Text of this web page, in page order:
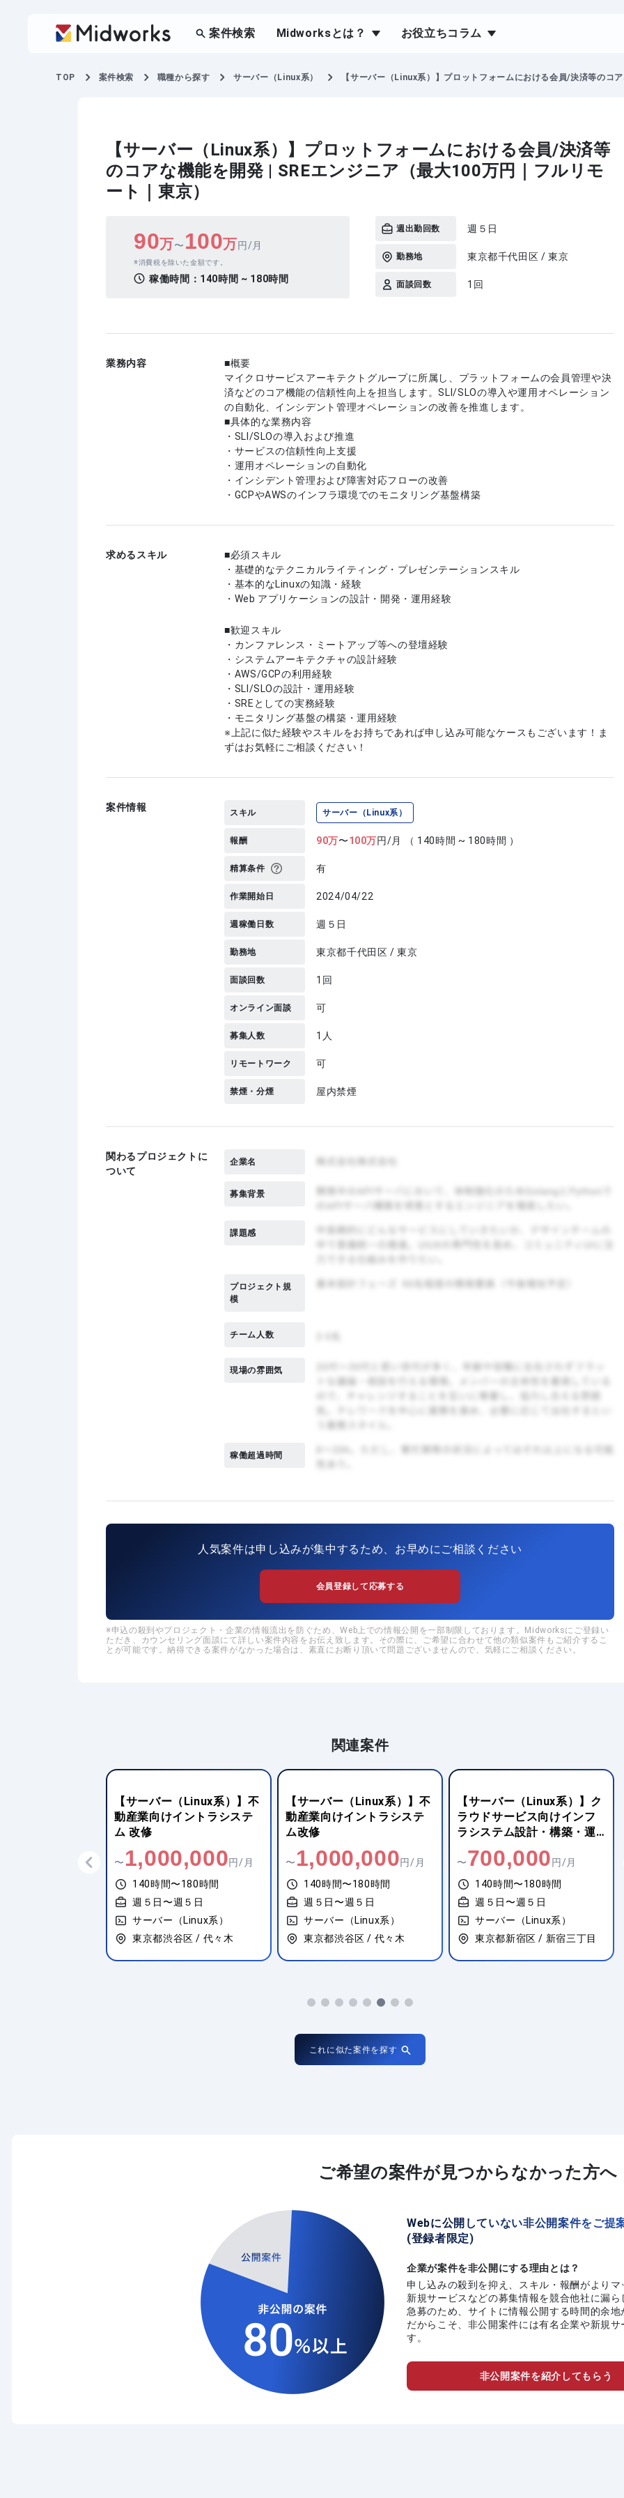
案件検索 Midworksとは？ お役立ちコラム
TOP 案件検索 職種から探す サーバー（Linux系） 【サーバー（Linux系）】プロットフォームにおける会員/決済等のコ
【サーバー（Linux系）】プロットフォームにおける会員/決済等
のコアな機能を開発 | SREエンジニア（最大100万円｜フルリモ
ート｜東京）
90万〜 100万円/月
消費税を除いた金額です。
稼働時間： 140時間 ~ 180時間
週出勤回数 週５日
勤務地 東京都千代田区 / 東京
面談回数 1回
業務内容
■概要
マイクロサービスアーキテクトグループに所属し、プラットフォームの会員管理や決
済などのコア機能の信頼性向上を担当します。SLI/SLOの導入や運用オペレーション
の自動化、インシデント管理オペレーションの改善を推進します。
■具体的な業務内容
・SLI/SLOの導入および推進
・サービスの信頼性向上支援
・運用オペレーションの自動化
・インシデント管理および障害対応フローの改善
・GCPやAWSのインフラ環境でのモニタリング基盤構築
求めるスキル
必須スキル
・基礎的なテクニカルライティング・プレゼンテーションスキル
・基本的なLinuxの知識・経験
・Web アプリケーションの設計・開発・運用経験
歓迎スキル
・カンファレンス・ミートアップ等への登壇経験
・システムアーキテクチャの設計経験
・AWS/GCPの利用経験
・SLI/SLOの設計・運用経験
・SREとしての実務経験
・モニタリング基盤の構築・運用経験
上記に似た経験やスキルをお持ちであれば申し込み可能なケースもございます！ま
ずはお気軽にご相談ください！
案件情報 スキル サーバー（Linux系）
報酬 90万〜100万円/月 （ 140時間 ~ 180時間 ）
精算条件 有
作業開始日 2024/04/22
週稼働日数 週５日
勤務地 東京都千代田区 / 東京
面談回数 1回
オンライン面談 可
募集人数 1人
リモートワーク 可
禁煙・分煙 屋内禁煙
関わるプロジェクトに
ついて
企業名
募集背景
課題感
プロジェクト規
模
チーム人数
現場の雰囲気
稼働超過時間
人気案件は申し込みが集中するため、お早めにご相談ください
会員登録して応募する
申込の殺到やプロジェクト・企業の情報流出を防ぐため、Web上での情報公開を一部制限しております。Midworksにご登録い
ただき、カウンセリング面談にて詳しい案件内容をお伝え致します。その際に、ご希望に合わせて他の類似案件もご紹介するこ
とが可能です。納得できる案件がなかった場合は、素直にお断り頂いて問題ございませんので、気軽にご相談ください。
関連案件
【サーバー（Linux系）】不
動産業向けイントラシステ
ム 改修
〜 1,000,000円/月
140時間〜180時間
週５日〜週５日
サーバー（Linux系）
東京都渋谷区 / 代々木
【サーバー（Linux系）】不
動産業向けイントラシステ
ム改修
〜 1,000,000円/月
140時間〜180時間
週５日〜週５日
サーバー（Linux系）
東京都渋谷区 / 代々木
【サーバー（Linux系）】ク
ラウドサービス向けインフ
ラシステム設計・構築・運
用
〜700,000 円/月
140時間〜180時間
週５日〜週５日
サーバー（Linux系）
東京都新宿区 / 新宿三丁目
これに似た案件を探す
ご希望の案件が見つからなかった方へ
Webに公開していない非公開案件をご提
(登録者限定)
企業が案件を非公開にする理由とは？
申し込みの殺到を抑え、スキル・報酬がより
新規サービスなどの募集情報を競合他社に漏ら
急募のため、サイトに情報公開する時間的余地
だからこそ、非公開案件には有名企業や新規サ
す。
非公開案件を紹介してもらう